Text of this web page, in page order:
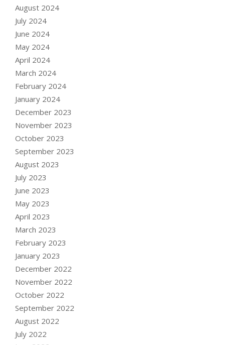
August 2024
July 2024
June 2024
May 2024
April 2024
March 2024
February 2024
January 2024
December 2023
November 2023
October 2023
September 2023
August 2023
July 2023
June 2023
May 2023
April 2023
March 2023
February 2023
January 2023
December 2022
November 2022
October 2022
September 2022
August 2022
July 2022